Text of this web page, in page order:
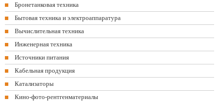
Бронетанковая техника
Бытовая техника и электроаппаратура
Вычислительная техника
Инженерная техника
Источники питания
Кабельная продукция
Катализаторы
Кино-фото-рентгенматериалы